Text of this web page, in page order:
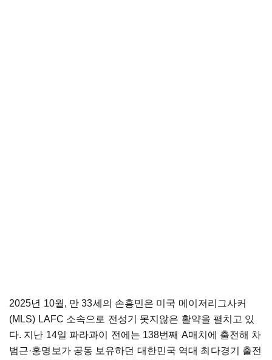
2025년 10월, 만 33세의 손흥민은 미국 메이저리그사커
(MLS) LAFC 소속으로 전성기 못지않은 활약을 펼치고 있
다. 지난 14일 파라과이 전에는 138번째 A매치에 출전해 차
범근·홍명보가 공동 보유하던 대한민국 역대 최다경기 출전